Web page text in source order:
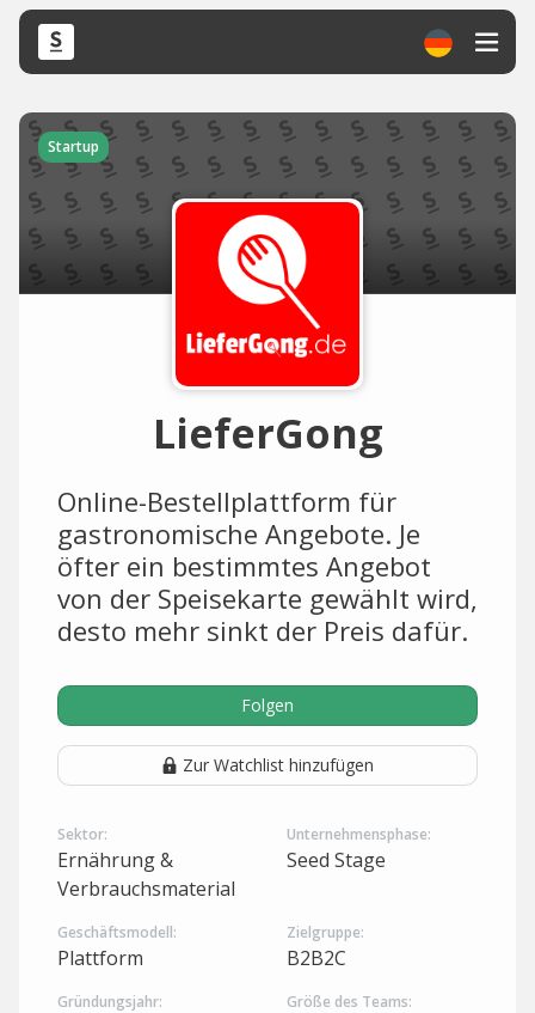
Startup
LieferGong
Online-Bestellplattform für
gastronomische Angebote. Je
öfter ein bestimmtes Angebot
von der Speisekarte gewählt wird,
desto mehr sinkt der Preis dafür.
Folgen
Zur Watchlist hinzufügen
Sektor:
Ernährung &
Verbrauchsmaterial
Unternehmensphase:
Seed Stage
Geschäftsmodell:
Plattform
Zielgruppe:
B2B2C
Gründungsjahr: Größe des Teams: